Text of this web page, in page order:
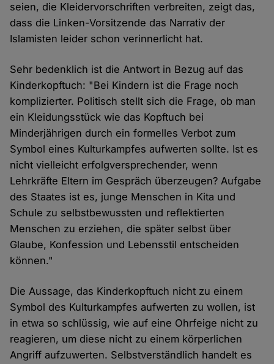
seien, die Kleidervorschriften verbreiten, zeigt das,
dass die Linken-Vorsitzende das Narrativ der
Islamisten leider schon verinnerlicht hat.
Sehr bedenklich ist die Antwort in Bezug auf das
Kinderkopftuch: "Bei Kindern ist die Frage noch
komplizierter. Politisch stellt sich die Frage, ob man
ein Kleidungsstück wie das Kopftuch bei
Minderjährigen durch ein formelles Verbot zum
Symbol eines Kulturkampfes aufwerten sollte. Ist es
nicht vielleicht erfolgversprechender, wenn
Lehrkräfte Eltern im Gespräch überzeugen? Aufgabe
des Staates ist es, junge Menschen in Kita und
Schule zu selbstbewussten und reflektierten
Menschen zu erziehen, die später selbst über
Glaube, Konfession und Lebensstil entscheiden
können."
Die Aussage, das Kinderkopftuch nicht zu einem
Symbol des Kulturkampfes aufwerten zu wollen, ist
in etwa so schlüssig, wie auf eine Ohrfeige nicht zu
reagieren, um diese nicht zu einem körperlichen
Angriff aufzuwerten. Selbstverständlich handelt es